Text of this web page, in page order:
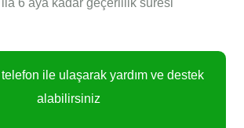
6 aya kadar geçerlilik süresi
ile ulaşarak yardım ve destek
alabilirsiniz